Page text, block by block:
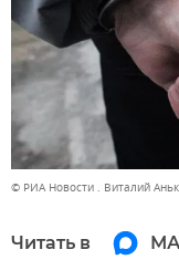
© РИА Новости . Виталий
Читать в